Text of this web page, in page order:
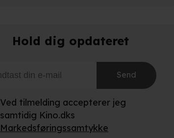
Hold dig opdateret
Send
Ved tilmelding accepterer jeg
samtidig Kino.dks
Markedsføringssamtykke